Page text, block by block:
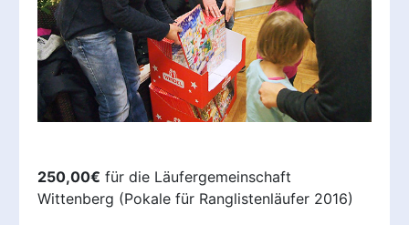
250,00€ für die Läufergemeinschaft
Wittenberg (Pokale für Ranglistenläufer 2016)